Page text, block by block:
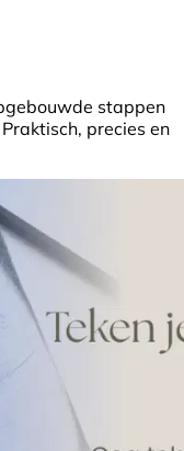
stappen
precies en